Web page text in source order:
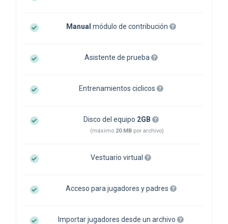
Manual módulo de contribución
Asistente de prueba
Entrenamientos ciclicos
Disco del equipo 2GB
(máximo 20 MB por archivo)
Vestuario virtual
Acceso para jugadores y padres
Importar jugadores desde un archivo